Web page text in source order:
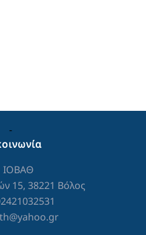
-
ΙΟΒΑΘ
15, 38221 Βόλος